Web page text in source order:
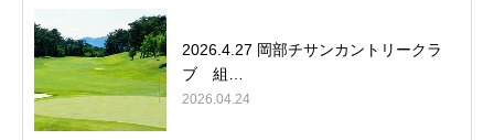
2026.4.27 岡部チサンカントリークラ
ブ 組…
2026.04.24